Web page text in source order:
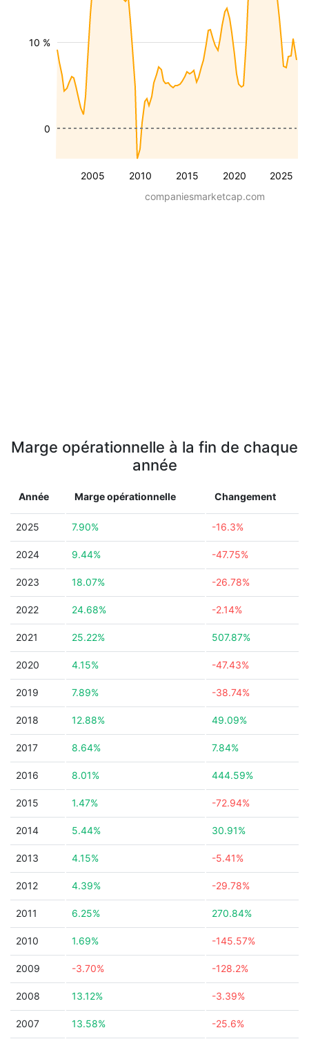
2005 2010 2015 2020 2025
10 %
0
companiesmarketcap.com
Marge opérationnelle à la fin de chaque
année
Année Marge opérationnelle Changement
2025 7.90% -16.3%
2024 9.44% -47.75%
2023 18.07% -26.78%
2022 24.68% -2.14%
2021 25.22% 507.87%
2020 4.15% -47.43%
2019 7.89% -38.74%
2018 12.88% 49.09%
2017 8.64% 7.84%
2016 8.01% 444.59%
2015 1.47% -72.94%
2014 5.44% 30.91%
2013 4.15% -5.41%
2012 4.39% -29.78%
2011 6.25% 270.84%
2010 1.69% -145.57%
2009 -3.70% -128.2%
2008 13.12% -3.39%
2007 13.58% -25.6%